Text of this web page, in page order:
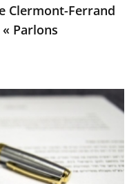
Clermont-Ferrand
« Parlons